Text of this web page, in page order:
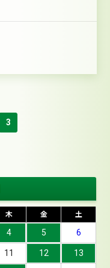
3
木 金 土
4 5 6
11 12 13